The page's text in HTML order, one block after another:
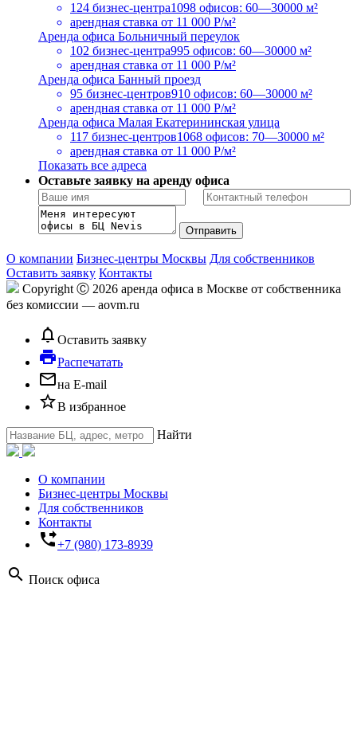
124 бизнес-центра1098 офисов: 60—30000 м²
арендная ставка от 11 000 Р/м²
Аренда офиса Больничный переулок
102 бизнес-центра995 офисов: 60—30000 м²
арендная ставка от 11 000 Р/м²
Аренда офиса Банный проезд
95 бизнес-центров910 офисов: 60—30000 м²
арендная ставка от 11 000 Р/м²
Аренда офиса Малая Екатерининская улица
117 бизнес-центров1068 офисов: 70—30000 м²
арендная ставка от 11 000 Р/м²
Показать все адреса
Оставьте заявку на аренду офиса
О компании Бизнес-центры Москвы Для собственников
Оставить заявку Контакты
Copyright Ⓒ 2026 аренда офиса в Москве от собственника
без комиссии — aovm.ru
notifications_none Оставить заявку
local_printshopРаспечатать
mail_outlineна E-mail
star_borderВ избранное
Найти
О компании
Бизнес-центры Москвы
Для собственников
Контакты
phone_forwarded+7 (980) 173-8939
search Поиск офиса